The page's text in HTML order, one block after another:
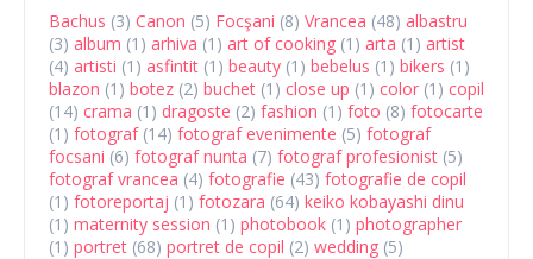
Bachus (3) Canon (5) Focşani (8) Vrancea (48) albastru
(3) album (1) arhiva (1) art of cooking (1) arta (1) artist
(4) artisti (1) asfintit (1) beauty (1) bebelus (1) bikers (1)
blazon (1) botez (2) buchet (1) close up (1) color (1) copil
(14) crama (1) dragoste (2) fashion (1) foto (8) fotocarte
(1) fotograf (14) fotograf evenimente (5) fotograf
focsani (6) fotograf nunta (7) fotograf profesionist (5)
fotograf vrancea (4) fotografie (43) fotografie de copil
(1) fotoreportaj (1) fotozara (64) keiko kobayashi dinu
(1) maternity session (1) photobook (1) photographer
(1) portret (68) portret de copil (2) wedding (5)